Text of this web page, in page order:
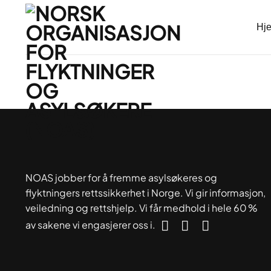
content
NOAS jobber for å fremme asylsøkeres og
flyktningers rettssikkerhet i Norge. Vi gir informasjon,
veiledning og rettshjelp. Vi får medhold i hele 60 %
av sakene vi engasjerer oss i.